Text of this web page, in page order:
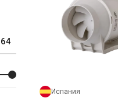
Испания